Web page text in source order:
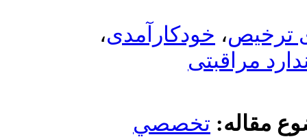
،خودکارآمدی،
تخصصي